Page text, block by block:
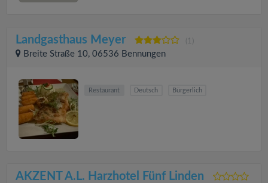
Landgasthaus Meyer (1)
Breite Straße 10, 06536 Bennungen
Restaurant Deutsch Bürgerlich
AKZENT A.L. Harzhotel Fünf Linden